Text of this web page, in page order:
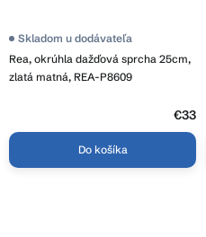
Rea, okrúhla dažďová sprcha 25cm,
zlatá matná, REA-P8609
Skladom u dodávateľa
€33
Do košíka